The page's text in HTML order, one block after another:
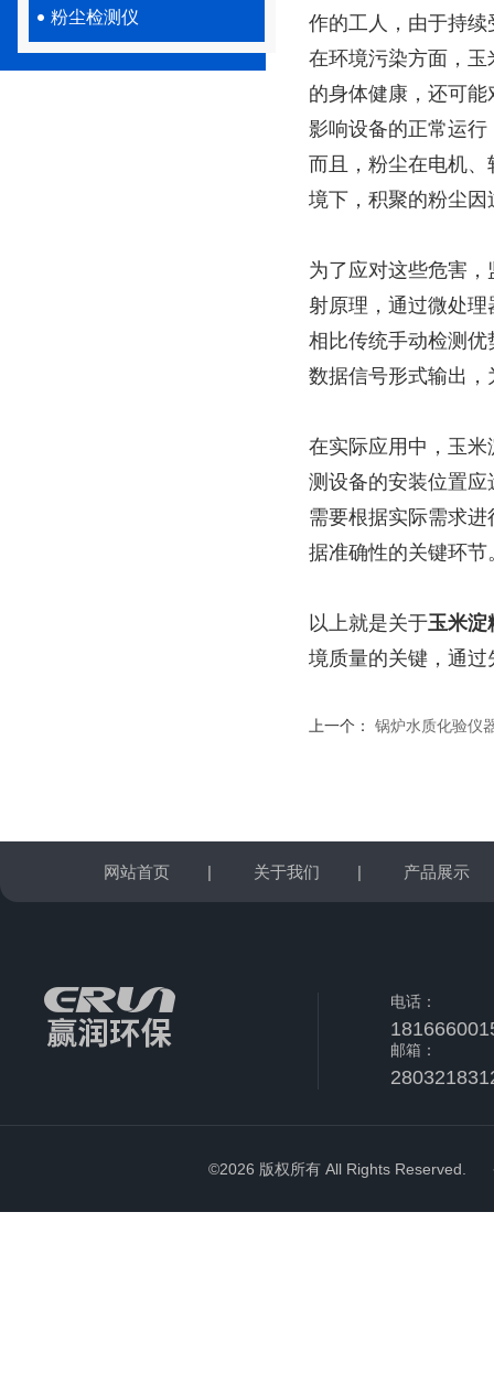
粉尘检测仪
作的工人，由于持
在环境污染方面，
的身体健康，还可
影响设备的正常运
而且，粉尘在电机
境下，积聚的粉尘
为了应对这些危害
射原理，通过微处
相比传统手动检测
数据信号形式输出
在实际应用中，玉
测设备的安装位置
需要根据实际需求
据准确性的关键环节
以上就是关于玉米淀
境质量的关键，通
上一个： 锅炉水质化验仪
网站首页 | 关于我们 | 产品展示
电话：
邮箱：
©2026 版权所有 All Rights Reserved.